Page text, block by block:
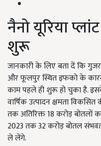
नैनो यूरिया
शुरू
जानकारी के लिए बता दें कि
और फूलपुर स्थित इफको के
काम पहले ही शुरू हो चुका है.
वार्षिक उत्पादन क्षमता
तक अतिरिक्त 18 करोड़ बोतलों
2023 तक 32 करोड़ बोतल
ले लेंगे.